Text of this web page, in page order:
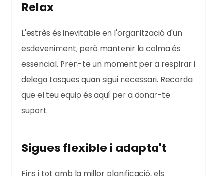
Relax
L'estrès és inevitable en l'organització d'un
esdeveniment, però mantenir la calma és
essencial. Pren-te un moment per a respirar i
delega tasques quan sigui necessari. Recorda
que el teu equip és aquí per a donar-te
suport.
Sigues flexible i adapta't
Fins i tot amb la millor planificació, els